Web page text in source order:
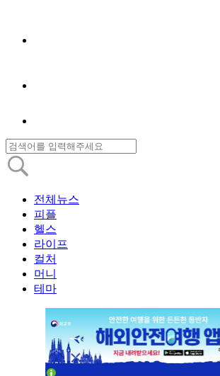
전체뉴스
피플
헬스
라이프
컬처
머니
테마